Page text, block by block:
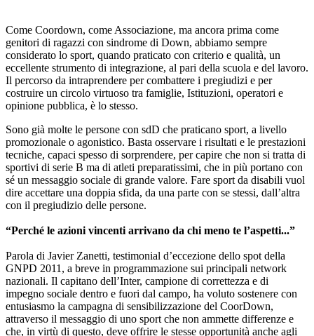
Come Coordown, come Associazione, ma ancora prima come
genitori di ragazzi con sindrome di Down, abbiamo sempre
considerato lo sport, quando praticato con criterio e qualità, un
eccellente strumento di integrazione, al pari della scuola e del lavoro.
Il percorso da intraprendere per combattere i pregiudizi e per
costruire un circolo virtuoso tra famiglie, Istituzioni, operatori e
opinione pubblica, è lo stesso.
Sono già molte le persone con sdD che praticano sport, a livello
promozionale o agonistico. Basta osservare i risultati e le prestazioni
tecniche, capaci spesso di sorprendere, per capire che non si tratta di
sportivi di serie B ma di atleti preparatissimi, che in più portano con
sé un messaggio sociale di grande valore. Fare sport da disabili vuol
dire accettare una doppia sfida, da una parte con se stessi, dall’altra
con il pregiudizio delle persone.
“Perché le azioni vincenti arrivano da chi meno te l’aspetti...”
Parola di Javier Zanetti, testimonial d’eccezione dello spot della
GNPD 2011, a breve in programmazione sui principali network
nazionali. Il capitano dell’Inter, campione di correttezza e di
impegno sociale dentro e fuori dal campo, ha voluto sostenere con
entusiasmo la campagna di sensibilizzazione del CoorDown,
attraverso il messaggio di uno sport che non ammette differenze e
che, in virtù di questo, deve offrire le stesse opportunità anche agli